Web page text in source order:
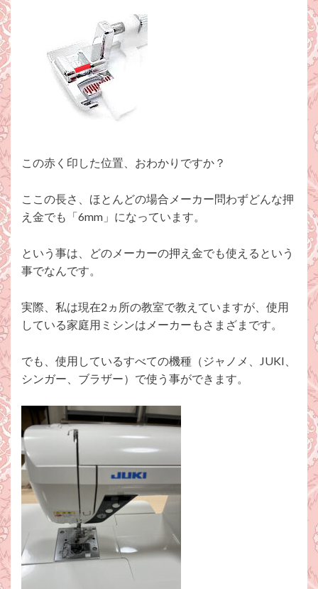
この赤く印した位置、おわかりですか？
ここの長さ、ほとんどの場合メーカー問わずどんな押
え金でも「6mm」になっています。
という事は、どのメーカーの押え金でも使えるという
事でなんです。
実際、私は現在2ヵ所の教室で教えていますが、使用
している家庭用ミシンはメーカーもさまざまです。
でも、使用しているすべての機種（ジャノメ、JUKI、
シンガー、ブラザー）で使う事ができます。